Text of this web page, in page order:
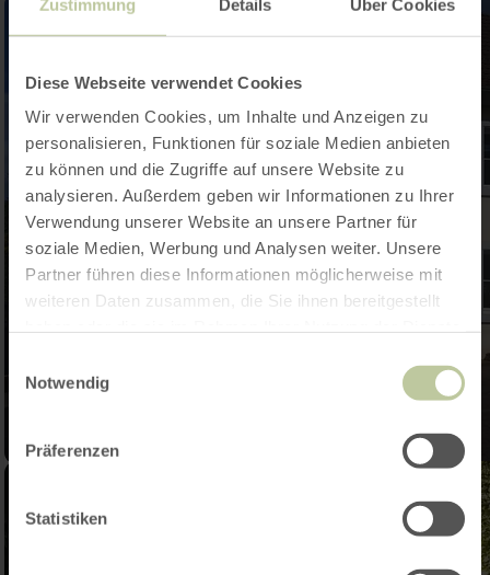
Zustimmung Details Über Cookies
Diese Webseite verwendet Cookies
Wir verwenden Cookies, um Inhalte und Anzeigen zu
personalisieren, Funktionen für soziale Medien anbieten
zu können und die Zugriffe auf unsere Website zu
analysieren. Außerdem geben wir Informationen zu Ihrer
Verwendung unserer Website an unsere Partner für
soziale Medien, Werbung und Analysen weiter. Unsere
Partner führen diese Informationen möglicherweise mit
weiteren Daten zusammen, die Sie ihnen bereitgestellt
Notwendig
Präferenzen
Statistiken